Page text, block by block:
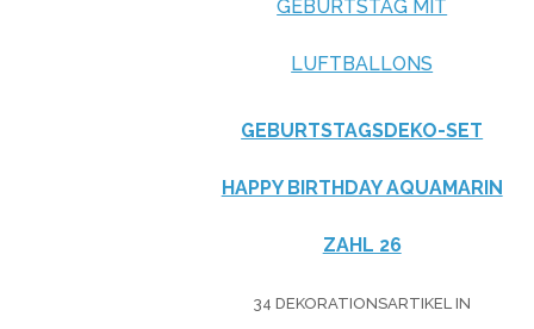
GEBURTSTAG MIT
LUFTBALLONS
GEBURTSTAGSDEKO-SET
HAPPY BIRTHDAY AQUAMARIN
ZAHL 26
34 DEKORATIONSARTIKEL IN